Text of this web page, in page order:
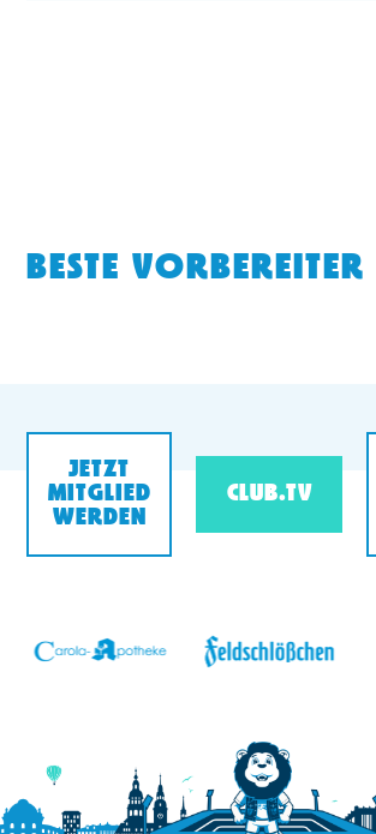
BESTE VORBEREITER
JETZT
MITGLIED
WERDEN
CLUB.TV